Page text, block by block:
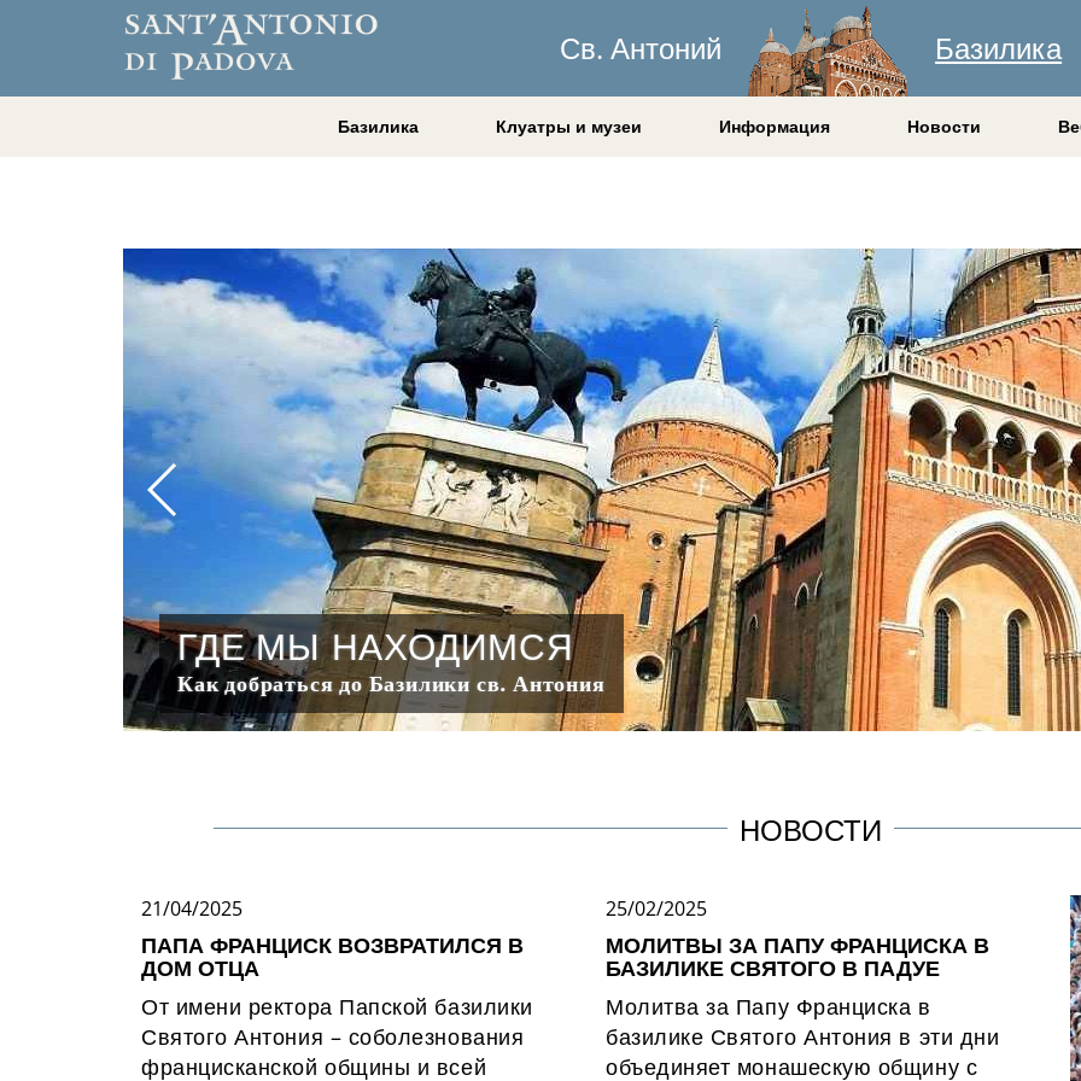
Св. Антоний Базилика
Базилика Клуатры и музеи Информация Новости
ГДЕ МЫ НАХОДИМСЯ
Как добраться до Базилики св. Антония
НОВОСТИ
21/04/2025
ПАПА ФРАНЦИСК ВОЗВРАТИЛСЯ В
ДОМ ОТЦА
От имени ректора Папской базилики
Святого Антония – соболезнования
францисканской общины и всей
25/02/2025
МОЛИТВЫ ЗА ПАПУ ФРАНЦИСКА В
БАЗИЛИКЕ СВЯТОГО В ПАДУЕ
Молитва за Папу Франциска в
базилике Святого Антония в эти дни
объединяет монашескую общину с